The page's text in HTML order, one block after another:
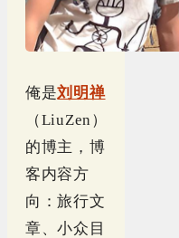
俺是刘明禅
（LiuZen）
的博主，博
客内容方
向：旅行文
章、小众目